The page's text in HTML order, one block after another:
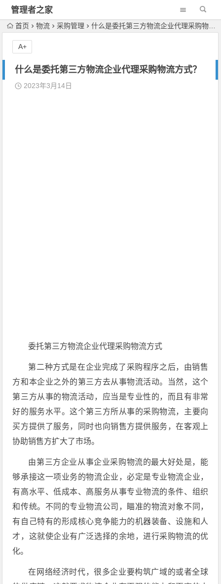
管理者之家
首页 物流 采购管理 什么是委托第三方物流企业代理采购物流方式？
什么是委托第三方物流企业代理采购物流方式？
2023年3月14日
委托第三方物流企业代理采购物流方式
第二种方式是在企业完成了采购程序之后，由销售
方和本企业之外的第三方去从事物流活动。当然，这个
第三方从事的物流活动，应当是专业性的，而且有非常
好的服务水平。这个第三方所从事的采购物流，主要向
买方提供了服务，同时也向销售方提供服务，在客观上
协助销售方扩大了市场。
由第三方企业从事企业采购物流的最大好处是，能
够承接这一项业务的物流企业，必定是专业物流企业，
有高水平、低成本、高服务从事专业物流的条件、组织
和传统。不同的专业物流公司，瞄准的物流对象不同，
有自己特有的形成核心竞争能力的机器装备、设施和人
才，这就使企业有广泛选择的余地，进行采购物流的优
化。
在网络经济时代，很多企业要构筑广域的或者全球
A+